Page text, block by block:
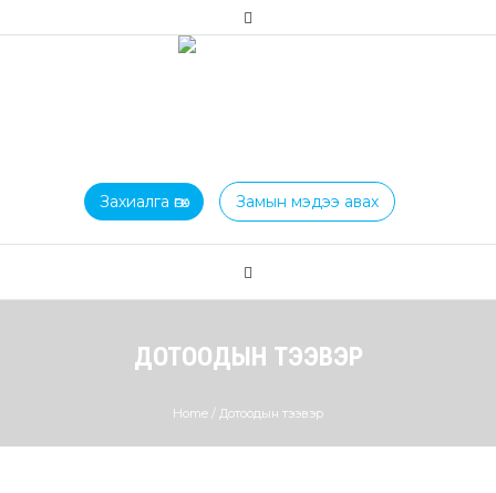
Захиалга өгөх Замын мэдээ авах
ДОТООДЫН ТЭЭВЭР
Home / Дотоодын тээвэр